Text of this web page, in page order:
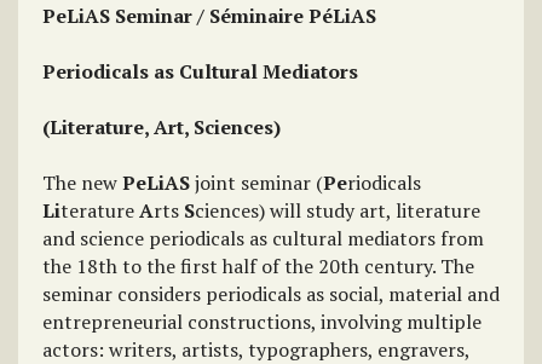
PeLiAS Seminar / Séminaire PéLiAS
Periodicals as Cultural Mediators
(Literature, Art, Sciences)
The newPeLiASjoint seminar (Periodicals
LiteratureArts Sciences) will study art, literature
and science periodicals as cultural mediators from
the 18th to the first half of the 20th century. The
seminar considers periodicals as social, material and
entrepreneurial constructions, involving multiple
actors: writers, artists, typographers, engravers,